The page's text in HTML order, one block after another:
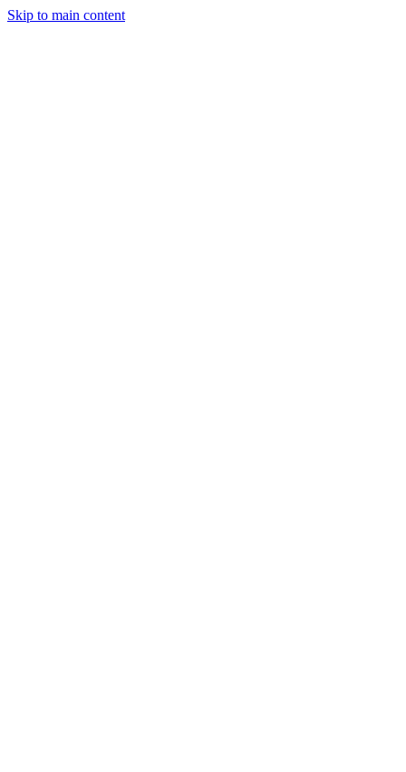
Skip to main content